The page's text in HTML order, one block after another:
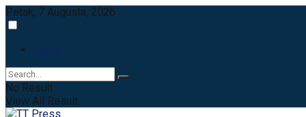
Petak, 7 Augusta, 2026
Login
No Result
View All Result